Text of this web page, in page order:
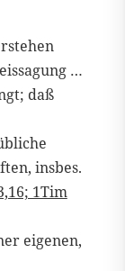
…
daß
insbes.
1Tim
eigenen,